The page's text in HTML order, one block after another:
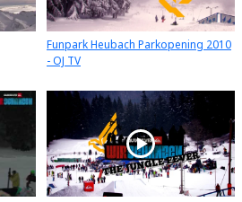
Funpark Heubach Parkopening 2010
- OJ TV